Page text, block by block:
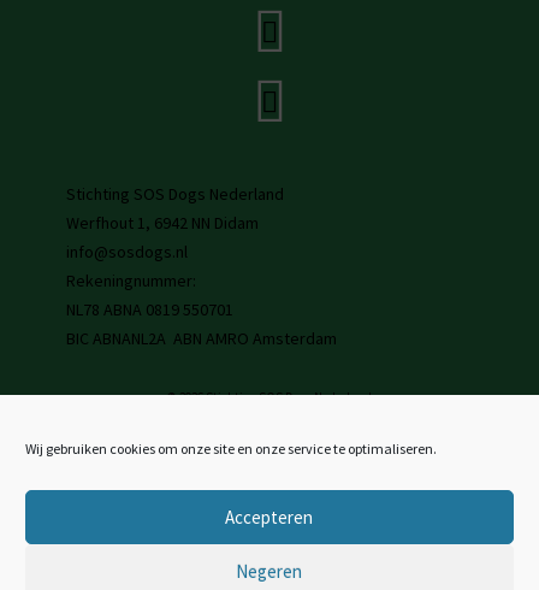
Wij gebruiken cookies om onze site en onze service te optimaliseren.
Accepteren
Negeren
Stichting SOS Dogs Nederland
Werfhout 1, 6942 NN Didam
info@sosdogs.nl
Rekeningnummer:
NL78 ABNA 0819 550701
BIC ABNANL2A ABN AMRO Amsterdam
© 2026 Stichting SOS Dogs Nederland